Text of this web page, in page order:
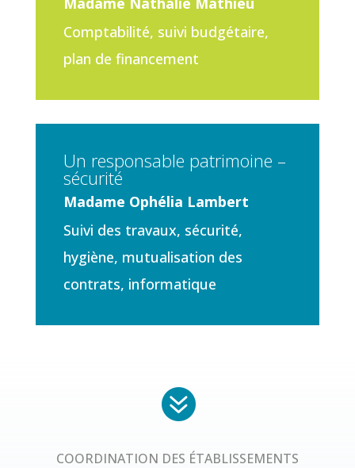
Comptabilité, suivi budgétaire,
plan de financement
Un responsable patrimoine –
sécurité
Madame Ophélia Lambert
Suivi des travaux, sécurité,
hygiène, mutualisation des
contrats, informatique

COORDINATION DES ÉTABLISSEMENTS